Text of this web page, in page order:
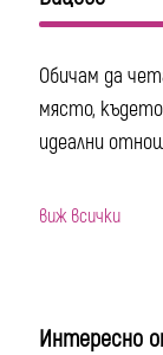
Обичам да
място,
идеални
виж всички
Интересно